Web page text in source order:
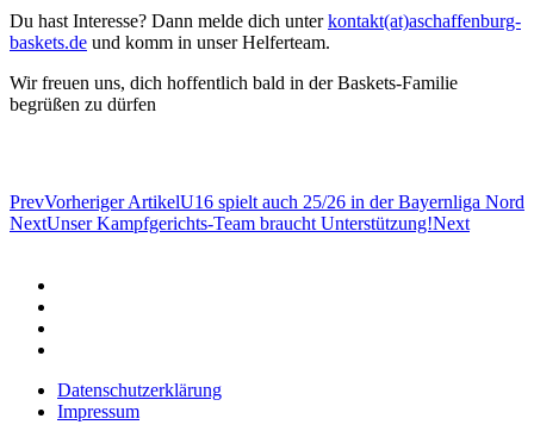
Du hast Interesse? Dann melde dich unterkontakt(at)aschaffenburg-
baskets.de und komm in unser Helferteam.
Wir freuen uns, dich hoffentlich bald in der Baskets-Familie
begrüßen zu dürfen
PrevVorheriger ArtikelU16 spielt auch 25/26 in der Bayernliga Nord
NextUnser Kampfgerichts-Team braucht Unterstützung!Next
Datenschutzerklärung
Impressum